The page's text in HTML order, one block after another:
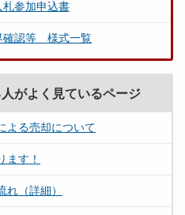
参加申込書
確認等 様式一覧
がよく見ているページ
よる売却について
ます！
（詳細）